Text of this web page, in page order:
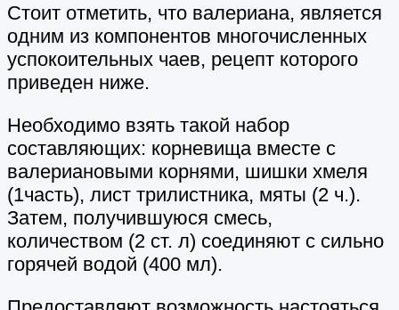
Стоит отметить, что валериана, является
одним из компонентов многочисленных
успокоительных чаев, рецепт которого
приведен ниже.
Необходимо взять такой набор
составляющих: корневища вместе с
валериановыми корнями, шишки хмеля
(1часть), лист трилистника, мяты (2 ч.).
Затем, получившуюся смесь,
количеством (2 ст. л) соединяют с сильно
горячей водой (400 мл).